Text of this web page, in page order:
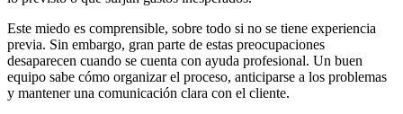
Este miedo es comprensible, sobre todo si no se tiene experiencia
previa. Sin embargo, gran parte de estas preocupaciones
desaparecen cuando se cuenta con ayuda profesional. Un buen
equipo sabe cómo organizar el proceso, anticiparse a los problemas
y mantener una comunicación clara con el cliente.